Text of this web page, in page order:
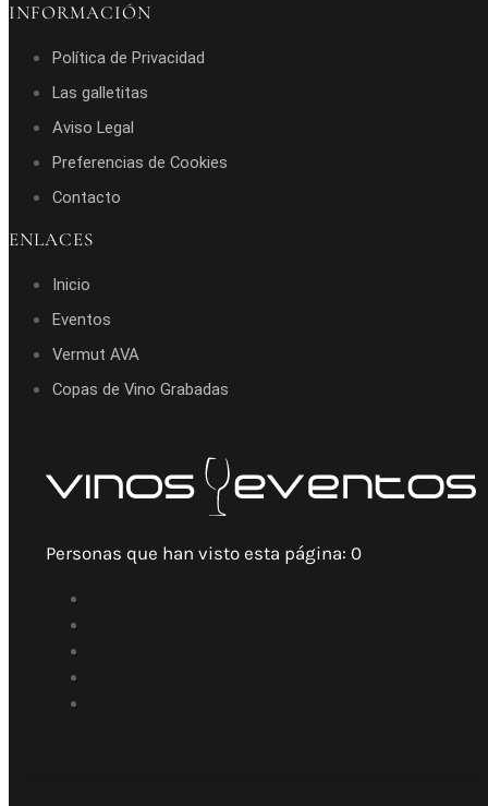
INFORMACIÓN
Política de Privacidad
Las galletitas
Aviso Legal
Preferencias de Cookies
Contacto
ENLACES
Inicio
Eventos
Vermut AVA
Copas de Vino Grabadas
Personas que han visto esta página: 0